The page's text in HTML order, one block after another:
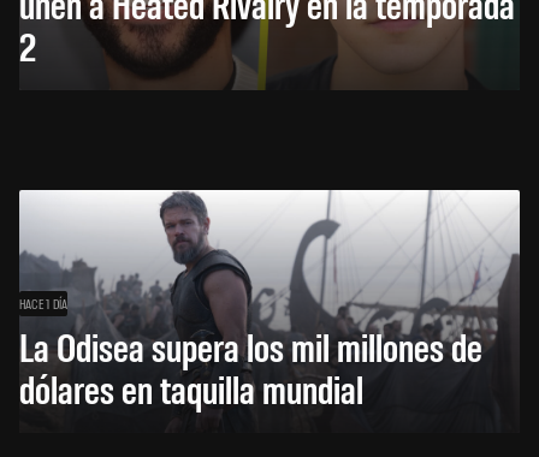
2
HACE 1 DÍA
La Odisea supera los mil millones de
dólares en taquilla mundial